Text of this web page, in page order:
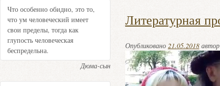
Литературная
Опубликовано 21.05.2018
Что особенно обидно, это то,
что ум человеческий имеет
свои пределы, тогда как
глупость человеческая
беспредельна.
Дюма-сын